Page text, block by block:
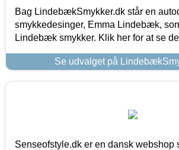
Bag LindebækSmykker.dk står en
smykkedesinger, Emma Lindebæk,
Lindebæk smykker. Klik her for at se
Se udvalget på
Senseofstyle.dk er en dansk webshop